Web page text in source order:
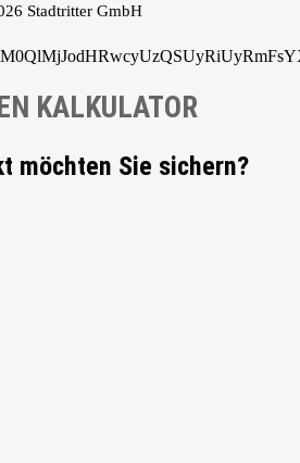
Stadtritter GmbH
KALKULATOR
möchten Sie sichern?